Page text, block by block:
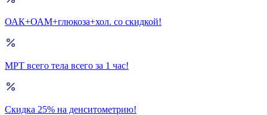
ОАК+ОАМ+глюкоза+хол. со скидкой!
МРТ всего тела всего за 1 час!
Скидка 25% на денситометрию!